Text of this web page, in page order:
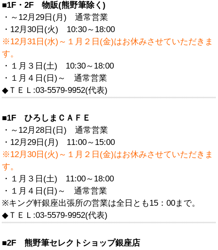
■1F・2F 物販(熊野筆除く)
・～12月29日(月) 通常営業
・12月30日(火) 10:30～18:00
※12月31日(水)～１月２日(金)はお休みさせていただきま
す。
・１月３日(土) 10:30～18:00
・１月４日(日)～ 通常営業
◆ＴＥＬ:03-5579-9952(代表)
■1F ひろしまＣＡＦＥ
・～12月28日(日) 通常営業
・12月29日(月) 11:00～15:00
※12月30日(火)～１月２日(金)はお休みさせていただきま
す。
・１月３日(土) 11:00～18:00
・１月４日(日)～ 通常営業
※キング軒銀座出張所の営業は全日とも15：00まで。
◆ＴＥＬ:03-5579-9952(代表)
■2F 熊野筆セレクトショップ銀座店